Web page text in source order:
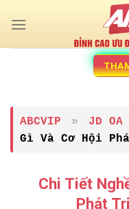
đến
ABCVIP » JD OA
Gì Và Cơ Hội
Chi Tiết
Phát